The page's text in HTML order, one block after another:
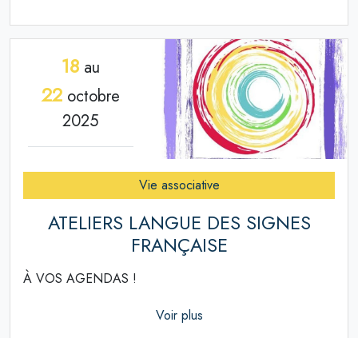
18au
22octobre
2025
Vie associative
ATELIERS LANGUE DES SIGNES
FRANÇAISE
À VOS AGENDAS !
Voir plus